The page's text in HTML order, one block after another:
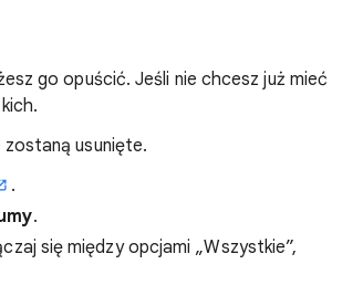
go opuścić. Jeśli nie chcesz już mieć
usunięte.
.
.
się między opcjami „Wszystkie”,